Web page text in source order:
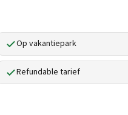
Op vakantiepark
Refundable tarief